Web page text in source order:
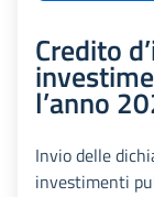
Credito
l’anno
Invio delle
investimenti